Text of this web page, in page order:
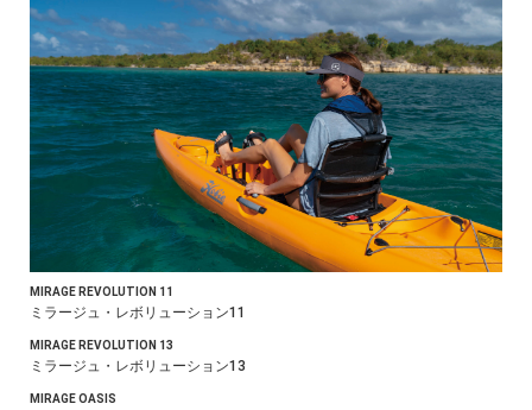
MIRAGE REVOLUTION 11
ミラージュ・レボリューション11
MIRAGE REVOLUTION 13
ミラージュ・レボリューション13
MIRAGE OASIS